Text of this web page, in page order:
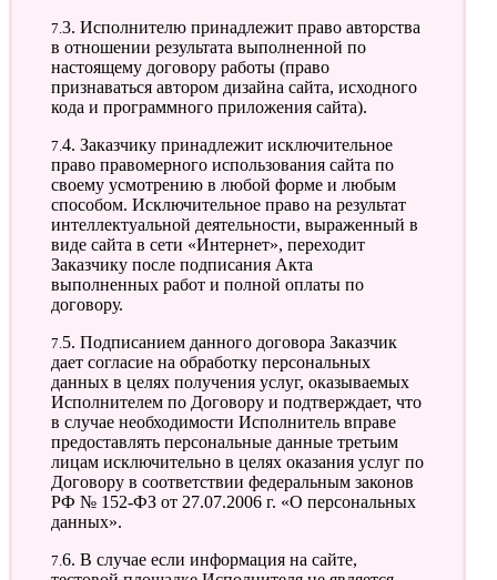
7.3. Исполнителю принадлежит право авторства
в отношении результата выполненной по
настоящему договору работы (право
признаваться автором дизайна сайта, исходного
кода и программного приложения сайта).
7.4. Заказчику принадлежит исключительное
право правомерного использования сайта по
своему усмотрению в любой форме и любым
способом. Исключительное право на результат
интеллектуальной деятельности, выраженный в
виде сайта в сети «Интернет», переходит
Заказчику после подписания Акта
выполненных работ и полной оплаты по
договору.
7.5. Подписанием данного договора Заказчик
дает согласие на обработку персональных
данных в целях получения услуг, оказываемых
Исполнителем по Договору и подтверждает, что
в случае необходимости Исполнитель вправе
предоставлять персональные данные третьим
лицам исключительно в целях оказания услуг по
Договору в соответствии федеральным законов
РФ № 152-ФЗ от 27.07.2006 г. «О персональных
данных».
7.6. В случае если информация на сайте,